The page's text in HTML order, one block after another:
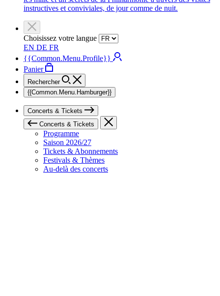
instructives et conviviales, de jour comme de nuit.
Choisissez votre langue
EN DE FR
{{Common.Menu.Profile}}
Panier
Rechercher
{{Common.Menu.Hamburger}}
Concerts & Tickets
Concerts & Tickets
Programme
Saison 2026/27
Tickets & Abonnements
Festivals & Thèmes
Au-delà des concerts